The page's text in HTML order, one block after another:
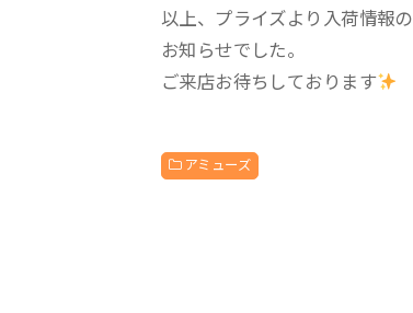
以上、プライズより入荷情報の
お知らせでした。
ご来店お待ちしております
アミューズ